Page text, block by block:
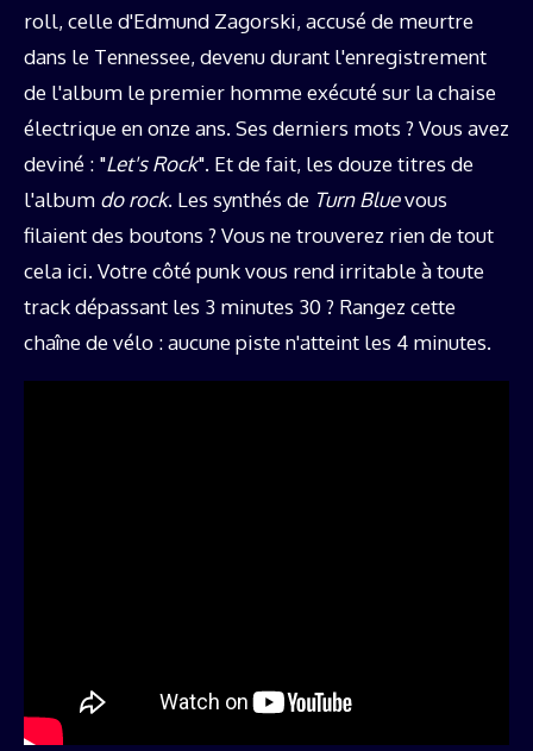
roll, celle d'Edmund Zagorski, accusé de meurtre
dans le Tennessee, devenu durant l'enregistrement
de l'album le premier homme exécuté sur la chaise
électrique en onze ans. Ses derniers mots ? Vous avez
deviné : "Let's Rock". Et de fait, les douze titres de
l'album do rock. Les synthés de Turn Bluevous
filaient des boutons ? Vous ne trouverez rien de tout
cela ici. Votre côté punk vous rend irritable à toute
track dépassant les 3 minutes 30 ? Rangez cette
chaîne de vélo : aucune piste n'atteint les 4 minutes.